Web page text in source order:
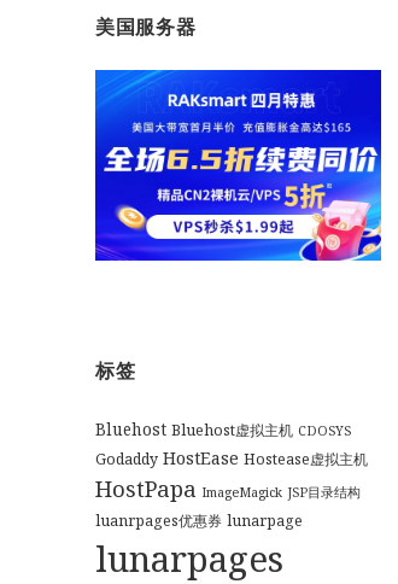
美国服务器
标签
Bluehost Bluehost虚拟主机 CDOSYS
Godaddy HostEase Hostease虚拟主机
HostPapa ImageMagick JSP目录结构
luanrpages优惠券 lunarpage
lunarpages